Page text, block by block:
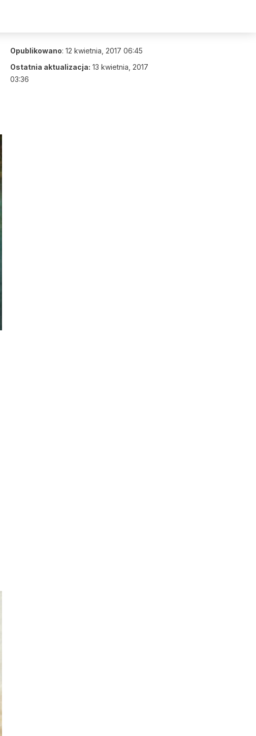
Opublikowano: 12 kwietnia, 2017 06:45
Ostatnia aktualizacja: 13 kwietnia, 2017
03:36